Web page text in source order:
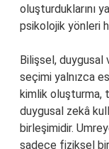
oluşturduklarını
psikolojik yönleri
Bilişsel, duygusal
seçimi yalnızca
kimlik oluşturma,
duygusal zekâ
birleşimidir.
sadece fiziksel